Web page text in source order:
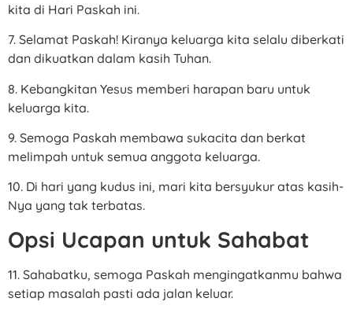
kita di Hari Paskah ini.
7. Selamat Paskah! Kiranya keluarga kita selalu diberkati
dan dikuatkan dalam kasih Tuhan.
8. Kebangkitan Yesus memberi harapan baru untuk
keluarga kita.
9. Semoga Paskah membawa sukacita dan berkat
melimpah untuk semua anggota keluarga.
10. Di hari yang kudus ini, mari kita bersyukur atas kasih-
Nya yang tak terbatas.
Opsi Ucapan untuk Sahabat
11. Sahabatku, semoga Paskah mengingatkanmu bahwa
setiap masalah pasti ada jalan keluar.